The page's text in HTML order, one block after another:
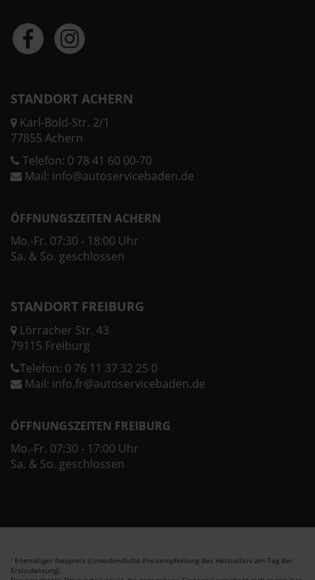
STANDORT ACHERN
Karl-Bold-Str. 2/1
77855 Achern
Telefon: 0 78 41 60 00-70
Mail: info@autoservicebaden.de
ÖFFNUNGSZEITEN ACHERN
Mo.-Fr. 07:30 - 18:00 Uhr
Sa. & So. geschlossen
STANDORT FREIBURG
Lörracher Str. 43
79115 Freiburg
Telefon: 0 76 11 37 32 25 0
Mail: info.fr@autoservicebaden.de
ÖFFNUNGSZEITEN FREIBURG
Mo.-Fr. 07:30 - 17:00 Uhr
Sa. & So. geschlossen
1 Ehemaliger Neupreis (Unverbindliche Preisempfehlung des Herstellers am Tag der
Erstzulassung).